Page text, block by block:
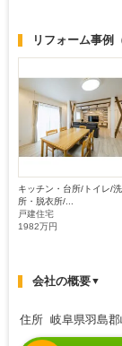
リフォーム事例
キッチン・台所/トイレ/
所・脱衣所/...
戸建住宅
1982万円
会社の概要▼
住所 岐阜県羽島郡